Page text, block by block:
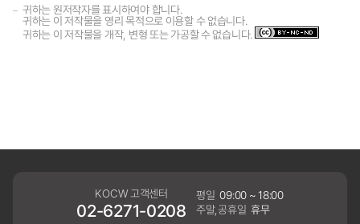
귀하는 원저작자를 표시하여야 합니다.
귀하는 이 저작물을 영리 목적으로 이용할 수 없습니다.
귀하는 이 저작물을 개작, 변형 또는 가공할 수 없습니다.
KOCW 고객센터
02-6271-0208
평일 09:00 ~ 18:00
주말,공휴일 휴무